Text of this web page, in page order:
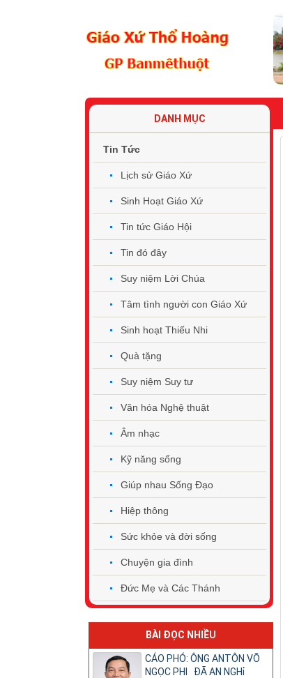
DANH MỤC
Tin Tức
Lịch sử Giáo Xứ
Sinh Hoạt Giáo Xứ
Tin tức Giáo Hội
Tin đó đây
Suy niệm Lời Chúa
Tâm tình người con Giáo Xứ
Sinh hoạt Thiếu Nhi
Quà tặng
Suy niệm Suy tư
Văn hóa Nghệ thuật
Âm nhạc
Kỹ năng sống
Giúp nhau Sống Đạo
Hiệp thông
Sức khỏe và đời sống
Chuyện gia đình
Đức Mẹ và Các Thánh
BÀI ĐỌC NHIỀU
CÁO PHÓ: ÔNG ANTÔN VÕ
NGỌC PHI ĐÃ AN NGHỉ